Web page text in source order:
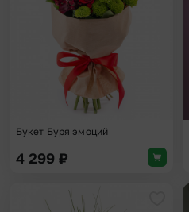
Букет Буря эмоций
4 299 ₽